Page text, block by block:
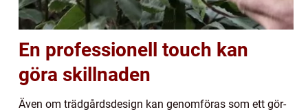
En professionell touch kan
göra skillnaden
Även om trädgårdsdesign kan genomföras som ett gör-